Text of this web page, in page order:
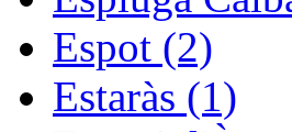
Espot (2)
Estaràs (1)